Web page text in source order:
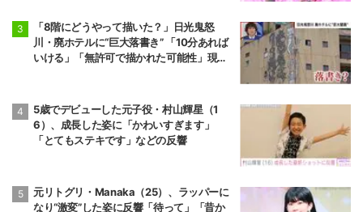
「8階にどうやって描いた？」日光鬼怒
川・廃ホテルに“巨大落書き” 「10分あれば
いける」「無許可で描かれた可能性」現役
5歳でデビューした元子役・村山輝星（1
6）、成長した姿に「かわいすぎます」
「とてもステキです」などの反響
元リトグリ・Manaka（25）、ラッパーに
なり“激変”した姿に反響「待って」「昔か